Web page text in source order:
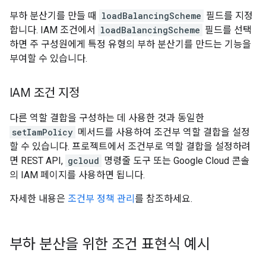
부하 분산기를 만들 때 loadBalancingScheme 필드를 지정
합니다. IAM 조건에서
loadBalancingScheme 필드를 선택
하면 주 구성원에게 특정 유형의 부하 분산기를 만드는 기능을
부여할 수 있습니다.
IAM 조건 지정
다른 역할 결합을 구성하는 데 사용한 것과 동일한
setIamPolicy 메서드를 사용하여 조건부 역할 결합을 설정
할 수 있습니다. 프로젝트에서 조건부로 역할 결합을 설정하려
면 REST API, gcloud 명령줄 도구 또는 Google Cloud 콘솔
의 IAM 페이지를 사용하면 됩니다.
자세한 내용은 조건부 정책 관리 를 참조하세요.
부하 분산을 위한 조건 표현식 예시